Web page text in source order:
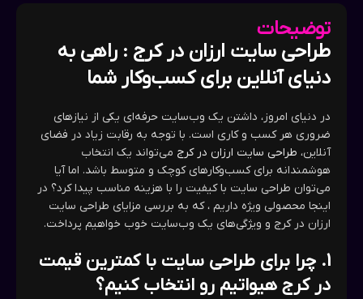
توضیحات
طراحی سایت ارزان در کرج​ : راهی به
دنیای آنلاین برای کسب‌وکار شما
در دنیای امروز، داشتن یک وب‌سایت حرفه‌ای یکی از نیازهای
ضروری هر کسب و کاری است. با توجه به رقابت زیاد در فضای
آنلاین، طراحی سایت ارزان در کرج ​ می‌تواند یک انتخاب
هوشمندانه برای کسب‌وکارهای کوچک و متوسط باشد. اما آیا
می‌توان طراحی سایت با کیفیت را با هزینه مناسب پیدا کرد؟ در
اینجا محصولی ویژه داریم ، که به بررسی مزایای طراحی سایت
ارزان در کرج​ و ویژگی‌های یک وب‌سایت خوب خواهیم پرداخت.
1. چرا برای طراحی سایت با کمترین قیمت
در کرج هیواتیم رو انتخاب کنیم؟